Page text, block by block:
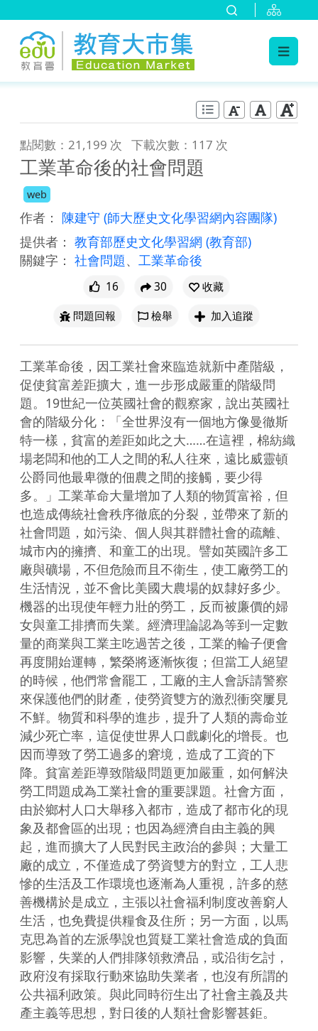
點閱數：21,199 次 下載次數：117 次
工業革命後的社會問題
web
作者： 陳建守 (師大歷史文化學習網內容團隊)
提供者： 教育部歷史文化學習網 (教育部)
關鍵字： 社會問題、 工業革命後
16 30
收藏
問題回報
檢舉 加入追蹤
工業革命後，因工業社會來臨造就新中產階級，
促使貧富差距擴大，進一步形成嚴重的階級問
題。19世紀一位英國社會的觀察家，說出英國社
會的階級分化：「全世界沒有一個地方像曼徹斯
特一樣，貧富的差距如此之大……在這裡，棉紡織
場老闆和他的工人之間的私人往來，遠比威靈頓
公爵同他最卑微的佃農之間的接觸，要少得
多。」工業革命大量增加了人類的物質富裕，但
也造成傳統社會秩序徹底的分裂，並帶來了新的
社會問題，如污染、個人與其群體社會的疏離、
城市內的擁擠、和童工的出現。譬如英國許多工
廠與礦場，不但危險而且不衛生，使工廠勞工的
生活情況，並不會比美國大農場的奴隸好多少。
機器的出現使年輕力壯的勞工，反而被廉價的婦
女與童工排擠而失業。經濟理論認為等到一定數
量的商業與工業主吃過苦之後，工業的輪子便會
再度開始運轉，繁榮將逐漸恢復；但當工人絕望
的時候，他們常會罷工，工廠的主人會訴請警察
來保護他們的財產，使勞資雙方的激烈衝突屢見
不鮮。物質和科學的進步，提升了人類的壽命並
減少死亡率，這促使世界人口戲劇化的增長。也
因而導致了勞工過多的窘境，造成了工資的下
降。貧富差距導致階級問題更加嚴重，如何解決
勞工問題成為工業社會的重要課題。社會方面，
由於鄉村人口大舉移入都市，造成了都市化的現
象及都會區的出現；也因為經濟自由主義的興
起，進而擴大了人民對民主政治的參與；大量工
廠的成立，不僅造成了勞資雙方的對立，工人悲
慘的生活及工作環境也逐漸為人重視，許多的慈
善機構於是成立，主張以社會福利制度改善窮人
生活，也免費提供糧食及住所；另一方面，以馬
克思為首的左派學說也質疑工業社會造成的負面
影響，失業的人們排隊領救濟品，或沿街乞討，
政府沒有採取行動來協助失業者，也沒有所謂的
公共福利政策。與此同時衍生出了社會主義及共
產主義等思想，對日後的人類社會影響甚鉅。